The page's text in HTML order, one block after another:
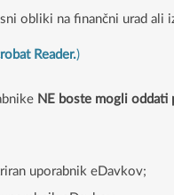
obliki na finančni urad ali
Reader.)
NE boste mogli
uporabnik eDavkov;